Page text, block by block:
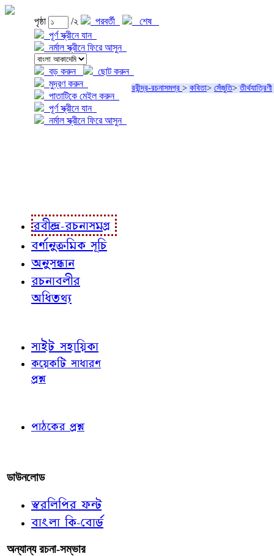
পৃষ্ঠা /২ পরবর্তী
শেষ
পূর্ণ স্ক্রীনে যান
নর্মাল স্ক্রীনে ফিরে আসুন
বড় করুন
ছোট করুন
মুদ্রণ করুন
পাতাটিকে মেইল করুন
পূর্ণ স্ক্রীনে যান
নর্মাল স্ক্রীনে ফিরে আসুন
রবীন্দ্র-রচনাসমগ্র > কবিতা> সেঁজুতি>তীর্থযাত্রিণী
রবীন্দ্র-রচনাসমগ্র
বর্ণানুক্রমিক সূচি
অনুসন্ধান
রচনাবলীর
অধিতথ্য
সাইট সহায়িকা
কয়েকটি সাধারণ
প্রশ্ন
পাঠকের প্রশ্ন
ডাউনলোড
স্বরলিপির ফন্ট
বাংলা কি-বোর্ড
অন্যান্য রচনা-সম্ভার